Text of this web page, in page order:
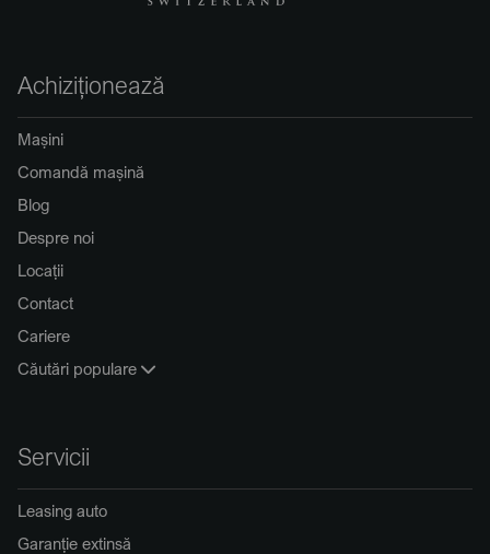
Achiziționează
Mașini
Comandă mașină
Blog
Despre noi
Locații
Contact
Cariere
Căutări populare
Servicii
Leasing auto
Garanție extinsă